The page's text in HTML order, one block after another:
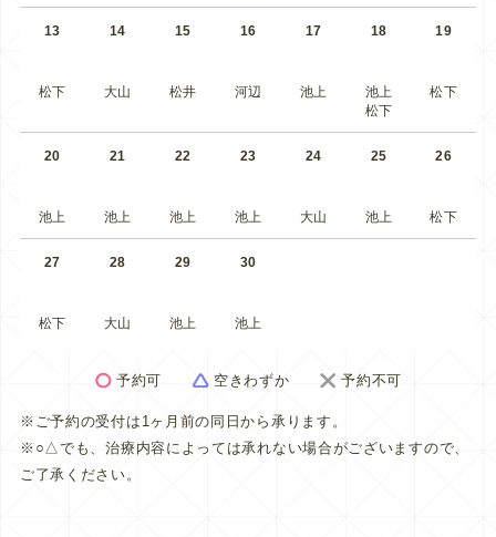
13
松下
14
大山
15
松井
16
河辺
17
池上
18
池上
松下
19
松下
20
池上
21
池上
22
池上
23
池上
24
大山
25
池上
26
松下
27
松下
28
大山
29
池上
30
池上
予約可 空きわずか 予約不可
※ご予約の受付は1ヶ月前の同日から承ります。
※○△でも、治療内容によっては承れない場合がございますので、
ご了承ください。